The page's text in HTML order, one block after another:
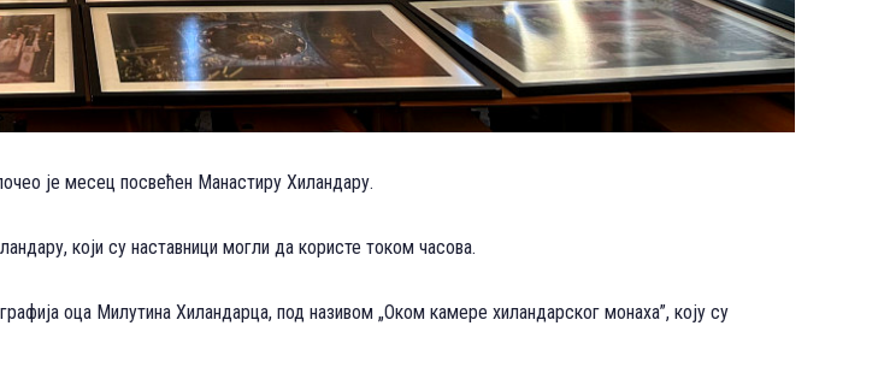
је месец посвећен Манастиру Хиландару.
који су наставници могли да користе током часова.
оца Милутина Хиландарца, под називом „Оком камере хиландарског монаха”, коју су